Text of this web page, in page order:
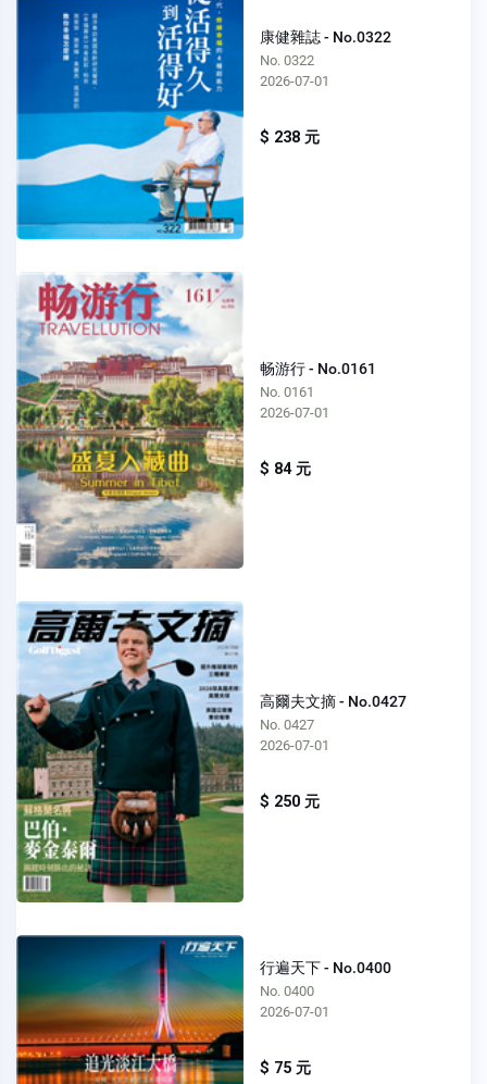
康健雜誌 - No.0322
No. 0322
2026-07-01
$ 238 元
畅游行 - No.0161
No. 0161
2026-07-01
$ 84 元
高爾夫文摘 - No.0427
No. 0427
2026-07-01
$ 250 元
行遍天下 - No.0400
No. 0400
2026-07-01
$ 75 元